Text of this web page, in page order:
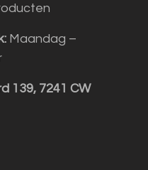
Maandag –
139, 7241 CW